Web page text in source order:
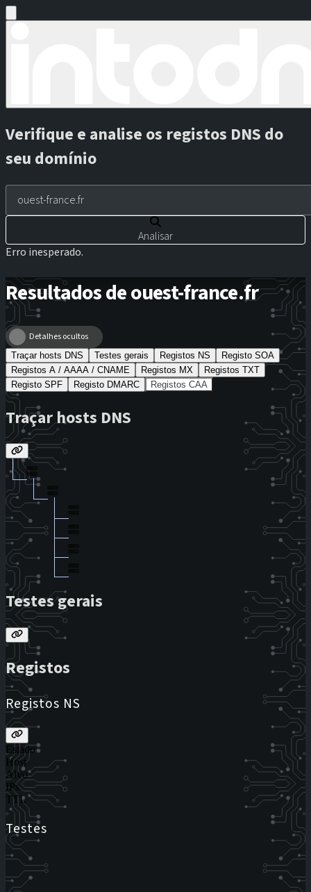
Verifique e analise os registos DNS do
seu domínio
Analisar
Erro inesperado.
Resultados de ouest-france.fr
Detalhes ocultos
Traçar hosts DNS Testes gerais Registos NS
Registo SOA
Registos A / AAAA / CNAME
Registos MX
Registos TXT
Registo SPF
Registo DMARC Registos CAA
Traçar hosts DNS
Testes gerais
Registos
Registos NS
Estado
Host
Alvo
IPs
TTL
Testes